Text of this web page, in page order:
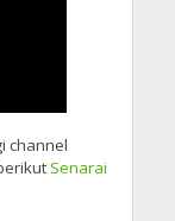
channel
Senarai